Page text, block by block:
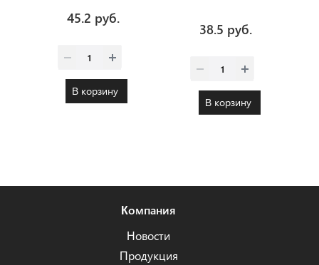
45.2 руб.
В корзину
38.5 руб.
В корзину
Компания
Новости
Продукция